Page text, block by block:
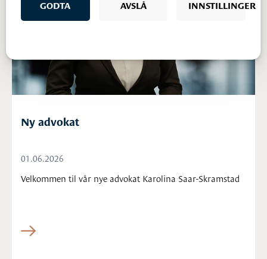
Ny advokat
01.06.2026
Velkommen til vår nye advokat Karolina Saar-Skramstad
GODTA AVSLÅ INNSTILLINGER